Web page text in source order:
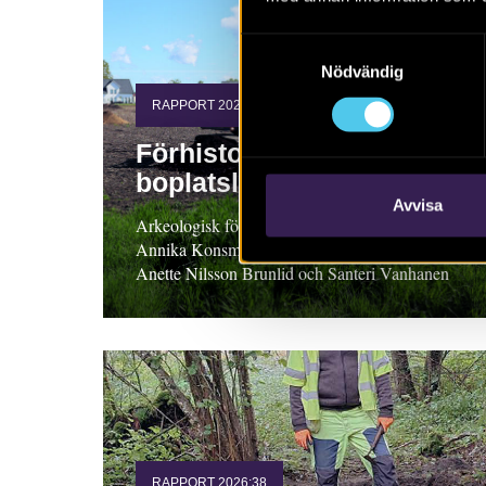
Nödvändig
Avvisa
RAPPORT 2026:54
Förhistoriska
boplatslämningar
Arkeologisk förundersökning 2025, Skåne.
Annika Konsmar med bidrag av Nathalie Hyll,
Anette Nilsson Brunlid och Santeri Vanhanen
RAPPORT 2026:38